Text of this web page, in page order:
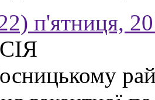
п'ятниця,